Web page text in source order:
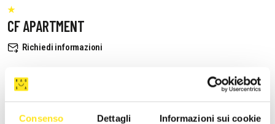
Consenso Dettagli Informazioni sui cookie
CF APARTMENT
Richiedi informazioni